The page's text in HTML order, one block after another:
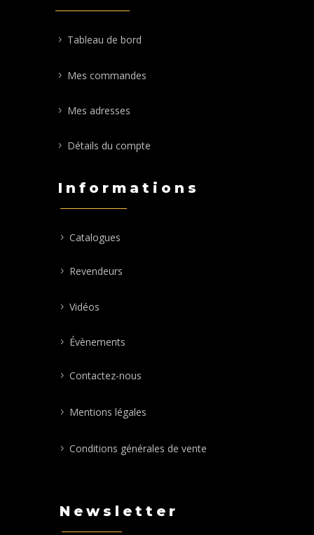
Tableau de bord
Mes commandes
Mes adresses
Détails du compte
Informations
Catalogues
Revendeurs
Vidéos
Évènements
Contactez-nous
Mentions légales
Conditions générales de vente
Newsletter